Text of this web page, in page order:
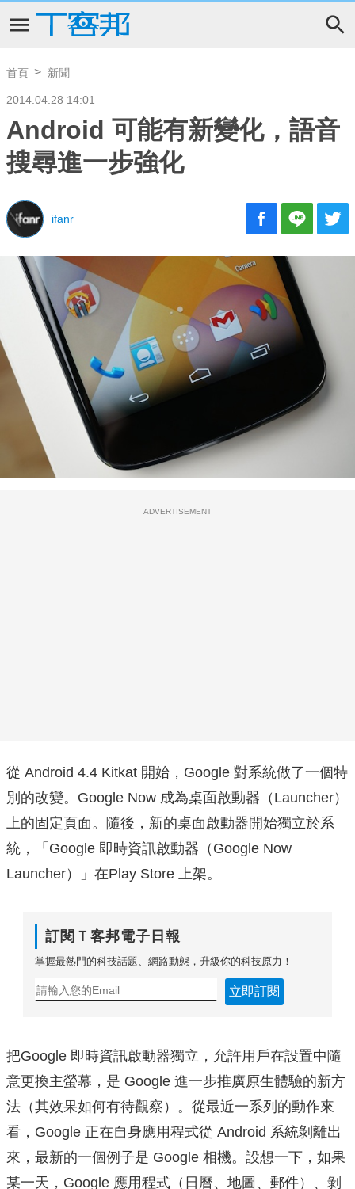
首頁 新聞
2014.04.28 14:01
Android 可能有新變化，語音
搜尋進一步強化
ifanr
ADVERTISEMENT
從 Android 4.4 Kitkat 開始，Google 對系統做了一個特
別的改變。Google Now 成為桌面啟動器（Launcher）
上的固定頁面。隨後，新的桌面啟動器開始獨立於系
統，「Google 即時資訊啟動器（Google Now
Launcher）」在Play Store 上架。
訂閱Ｔ客邦電子日報
掌握最熱門的科技話題、網路動態，升級你的科技原力！
立即訂閱
把Google 即時資訊啟動器獨立，允許用戶在設置中隨
意更換主螢幕，是 Google 進一步推廣原生體驗的新方
法（其效果如何有待觀察）。從最近一系列的動作來
看，Google 正在自身應用程式從 Android 系統剝離出
來，最新的一個例子是 Google 相機。設想一下，如果
某一天，Google 應用程式（日曆、地圖、郵件）、剝